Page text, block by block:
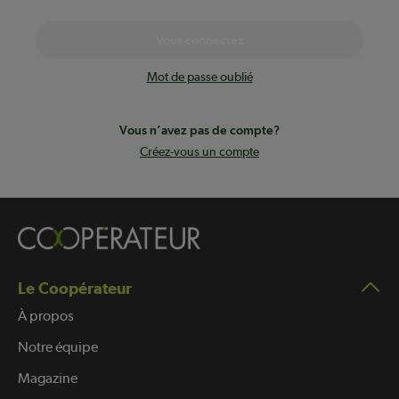
Mot de passe oublié
Vous n’avez pas de compte?
Créez-vous un compte
Le Coopérateur
À propos
Notre équipe
Magazine